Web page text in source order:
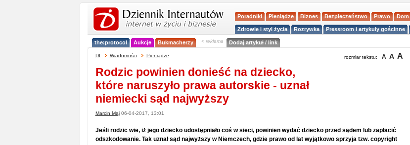
Poradniki Pieniądze Biznes Bezpieczeństwo Prawo Dom
Zdrowie i styl życia Rozrywka Pressroom i artykuły gościnne
the:protocol Aukcje Bukmacherzy < reklama Dodaj artykuł / link
DI Wiadomości Pieniądze rozmiar tekstu: A A A
Rodzic powinien donieść na dziecko,
które naruszyło prawa autorskie - uznał
niemiecki sąd najwyższy
Marcin Maj06-04-2017, 13:01
Jeśli rodzic wie, iż jego dziecko udostępniało coś w sieci, powinien wydać dziecko przed sądem lub zapłacić
odszkodowanie. Tak uznał sąd najwyższy w Niemczech, gdzie prawo od lat wyjątkowo sprzyja tzw. copyright